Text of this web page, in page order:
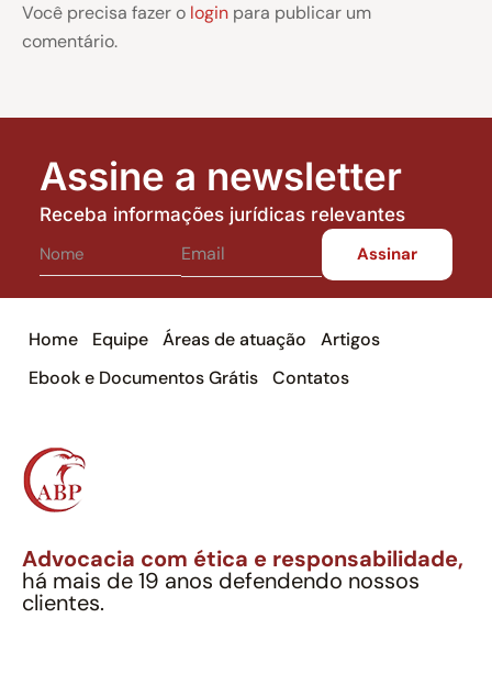
Você precisa fazer o login para publicar um
comentário.
Assine a newsletter
Receba informações jurídicas relevantes
Home Equipe Áreas de atuação
Artigos
Ebook e Documentos Grátis
Contatos
Advocacia com ética e responsabilidade,
há mais de 19 anos defendendo nossos
clientes.